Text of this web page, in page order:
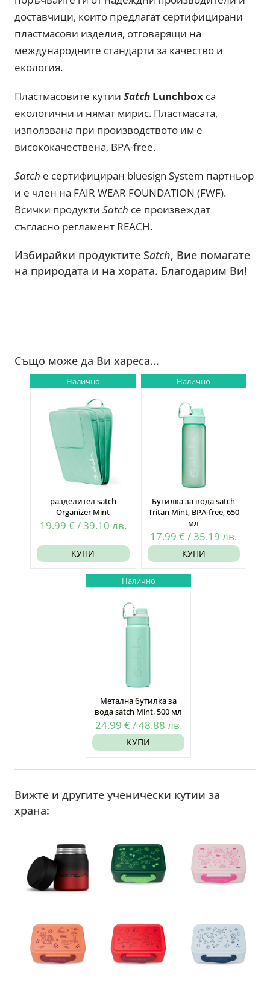
доставчици, които предлагат сертифицирани
пластмасови изделия, отговарящи на
международните стандарти за качество и
екология.
Пластмасовите кутииSatch Lunchbox са
екологични и нямат мирис. Пластмасата,
използвана при производството им е
висококачествена, BPA-free.
Satch е сертифициран bluesign System партньор
и е член на FAIR WEAR FOUNDATION (FWF).
Всички продуктиSatch се произвеждат
съгласно регламент REACH.
Избирайки продуктите Satch, Вие помагате
на природата и на хората. Благодарим Ви!
Също може да Ви хареса...
Налично
разделител satch
Organizer Mint
19.99 € /39.10 лв.
КУПИ
Налично
Бутилка за вода satch
Tritan Mint, BPA-free, 650
мл
17.99€ /35.19лв.
КУПИ
Налично
Метална бутилка за
вода satch Mint, 500 мл
24.99 € /48.88 лв.
КУПИ
Вижте и другите ученически кутии за
храна: